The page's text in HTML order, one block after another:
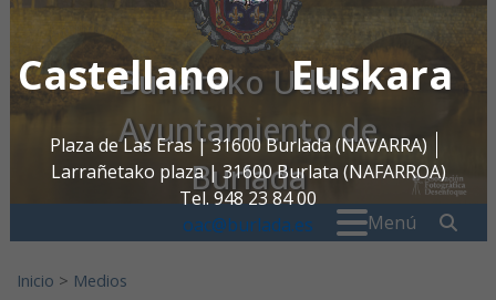
Castellano Euskara
Plaza de Las Eras | 31600 Burlada (NAVARRA)
Larrañetako plaza | 31600 Burlata (NAFARROA)
Tel. 948 23 84 00
oac@burlada.es
Burlatako Udala /
Ayuntamiento de
Burlada
Menú
Inicio > Medios